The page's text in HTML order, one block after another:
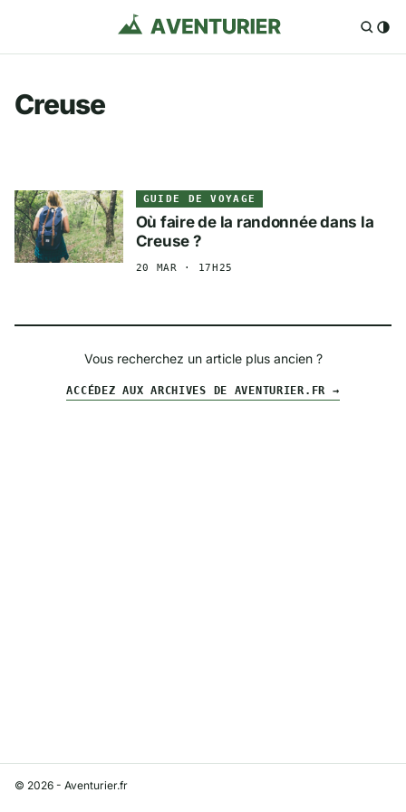
Creuse
GUIDE DE VOYAGE
Où faire de la randonnée dans la
Creuse ?
20 MAR · 17H25
Vous recherchez un article plus ancien ?
ACCÉDEZ AUX ARCHIVES DE AVENTURIER.FR →
© 2026 - Aventurier.fr